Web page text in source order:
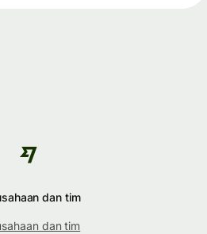
dan tim
dan tim